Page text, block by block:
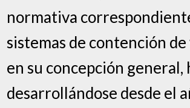
normativa
sistemas de contención
en su concepción general,
desarrollándose desde el